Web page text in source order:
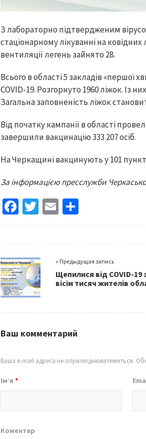
З лабораторно підтвердженим
стаціонарному лікуванні на
вентиляції легень зайнято 28.
Всього в області 5 закладів «першої
COVID-19. Розгорнуто 1960 ліжок. Із
Загальна заповненість ліжок
Від початку кампанії в області
завершили вакцинацію 333 207 осіб.
На Черкащині вакцинують у 101
За інформацією пресслужби
Fa
ce
o
o
k
T
wi
er
E
m
l
h
« Предыдущая запись
Щепилися від COVID-19
вісім тисяч жителів
Ваш комментарий
Ваша e-mail адреса не оприлюднюватиметься.
Ім’я*
Коментар